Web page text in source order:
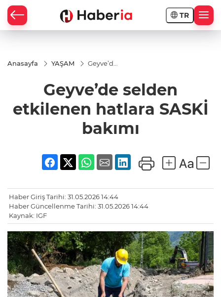
TR
Anasayfa YAŞAM
Geyve’de
hatlara
SASKİ
bakımı
Geyve’de selden
etkilenen hatlara SASKİ
bakımı
Haber Giriş Tarihi: 31.05.2026 14:44
Haber Güncellenme Tarihi: 31.05.2026 14:44
Kaynak: IGF